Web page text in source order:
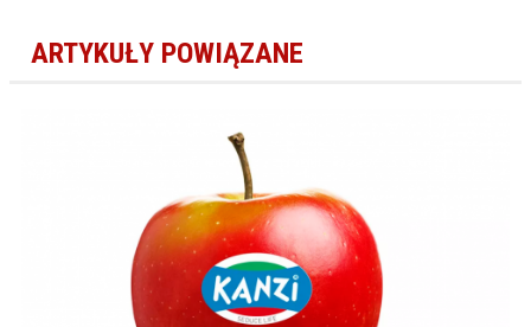
ARTYKUŁY POWIĄZANE